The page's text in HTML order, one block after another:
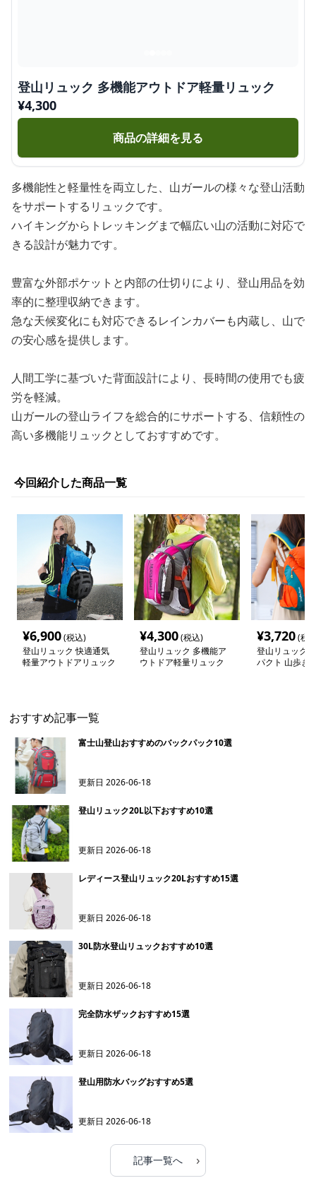
登山リュック 多機能アウトドア軽量リュック
¥4,300
商品の詳細を見る
多機能性と軽量性を両立した、山ガールの様々な登山活動
をサポートするリュックです。
ハイキングからトレッキングまで幅広い山の活動に対応で
きる設計が魅力です。
豊富な外部ポケットと内部の仕切りにより、登山用品を効
率的に整理収納できます。
急な天候変化にも対応できるレインカバーも内蔵し、山で
の安心感を提供します。
人間工学に基づいた背面設計により、長時間の使用でも疲
労を軽減。
山ガールの登山ライフを総合的にサポートする、信頼性の
高い多機能リュックとしておすすめです。
今回紹介した商品一覧
¥6,900(税込)
登山リュック 快適通気
軽量アウトドアリュック
¥4,300(税込)
登山リュック 多機能ア
ウトドア軽量リュック
¥3,720(税
登山リュック
パクト 山歩き
おすすめ記事一覧
富士山登山おすすめのバックパック10選
更新日2026-06-18
登山リュック20L以下おすすめ10選
更新日2026-06-18
レディース登山リュック20Lおすすめ15選
更新日2026-06-18
30L防水登山リュックおすすめ10選
更新日2026-06-18
完全防水ザックおすすめ15選
更新日2026-06-18
登山用防水バッグおすすめ5選
更新日2026-06-18
記事一覧へ ›